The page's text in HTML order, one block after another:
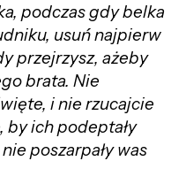
podczas gdy belka
usuń najpierw
przejrzysz, ażeby
brata. Nie
i nie rzucajcie
by ich podeptały
poszarpały was